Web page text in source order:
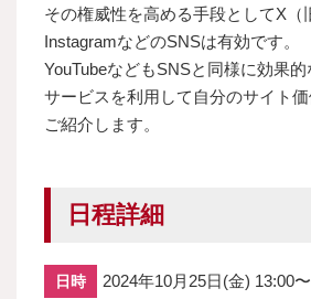
その権威性を高める手段としてX（
InstagramなどのSNSは有効です。
YouTubeなどもSNSと同様に効果
サービスを利用して自分のサイト
ご紹介します。
日程詳細
日時 2024年10月25日(金) 13:00